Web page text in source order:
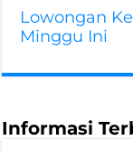
Lowongan
Minggu Ini
Informasi